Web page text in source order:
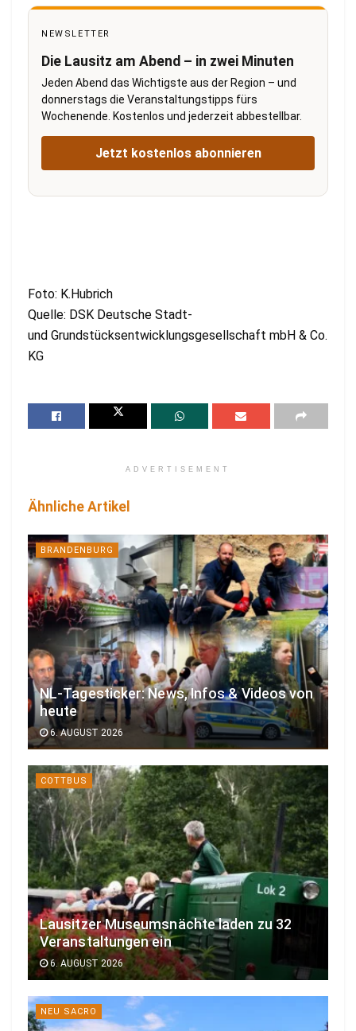
NEWSLETTER
Die Lausitz am Abend – in zwei Minuten
Jeden Abend das Wichtigste aus der Region – und
donnerstags die Veranstaltungstipps fürs
Wochenende. Kostenlos und jederzeit abbestellbar.
Jetzt kostenlos abonnieren
Foto: K.Hubrich
Quelle: DSK Deutsche Stadt-
und Grundstücksentwicklungsgesellschaft mbH & Co.
KG
ADVERTISEMENT
Ähnliche Artikel
BRANDENBURG
NL-Tagesticker: News, Infos & Videos von
heute
6. AUGUST 2026
COTTBUS
Lausitzer Museumsnächte laden zu 32
Veranstaltungen ein
6. AUGUST 2026
NEU SACRO